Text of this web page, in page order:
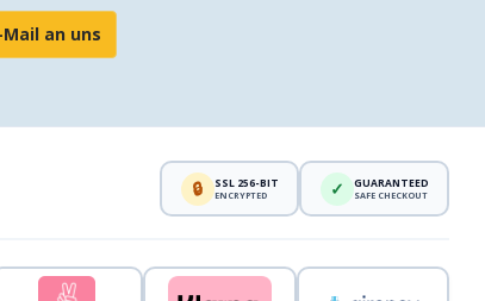
Mail an uns
🔒 SSL 256-BIT
ENCRYPTED ✓ GUARANTEED
SAFE CHECKOUT